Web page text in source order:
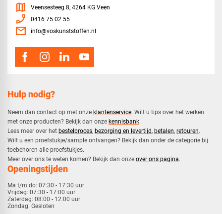
Hulp nodig?
Neem dan contact op met onze klantenservice. Wilt u tips over het werken
met onze producten? Bekijk dan onze kennisbank.
​Lees meer over het bestelproces, bezorging en levertijd, betalen, retouren.​
​Wilt u een proefstukje/sample ontvangen? Bekijk dan onder de categorie bij
toebehoren alle proefstukjes.
​​Meer over ons te weten komen? Bekijk dan onze over ons pagina.
Openingstijden
Ma t/m do: 07:30 - 17:30 uur
Vrijdag: 07:30 - 17:00 uur
Zaterdag: 08:00 - 12:00 uur
Zondag: Gesloten
map Veensesteeg 8, 4264 KG Veen
phone_enabled 0416 75 02 55
mail info@voskunststoffen.nl